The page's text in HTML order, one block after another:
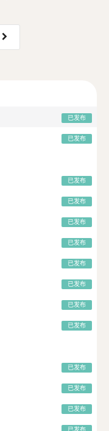
已发布
已发布
已发布
已发布
已发布
已发布
已发布
已发布
已发布
已发布
已发布
已发布
已发布
已发布